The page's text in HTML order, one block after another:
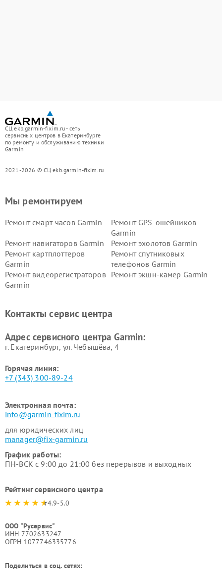
СЦ ekb.garmin-fixim.ru - сеть
сервисных центров в Екатеринбурге
по ремонту и обслуживанию техники
Garmin
2021-2026 © СЦ ekb.garmin-fixim.ru
Мы ремонтируем
Ремонт смарт-часов Garmin
Ремонт GPS-ошейников
Garmin
Ремонт навигаторов Garmin
Ремонт эхолотов Garmin
Ремонт картплоттеров
Garmin
Ремонт спутниковых
телефонов Garmin
Ремонт видеорегистраторов
Garmin
Ремонт экшн-камер Garmin
Контакты сервис центра
Адрес сервисного центра Garmin:
г. Екатеринбург, ул. Чебышёва, 4
Горячая линия:
+7 (343) 300-89-24
Электронная почта:
info@garmin-fixim.ru
для юридических лиц
manager@fix-garmin.ru
График работы:
ПН-ВСК с 9:00 до 21:00 без перерывов и выходных
Рейтинг сервисного центра
4.9-5.0
ООО "Русервис"
ИНН 7702633247
ОГРН 1077746335776
Поделиться в соц. сетях: